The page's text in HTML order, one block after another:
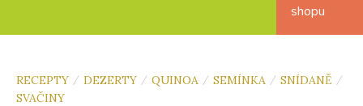
shopu
RECEPTY / DEZERTY / QUINOA / SEMÍNKA / SNÍDANĚ /
SVAČINY